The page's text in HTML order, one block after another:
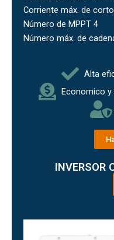
Corriente máx. de
Número de MPPT 4
Número máx. de
Alta
Economico
INVERSOR